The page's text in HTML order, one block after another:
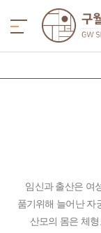
임신과 출산은 여
품기위해 늘어난 자
산모의 몸은 체